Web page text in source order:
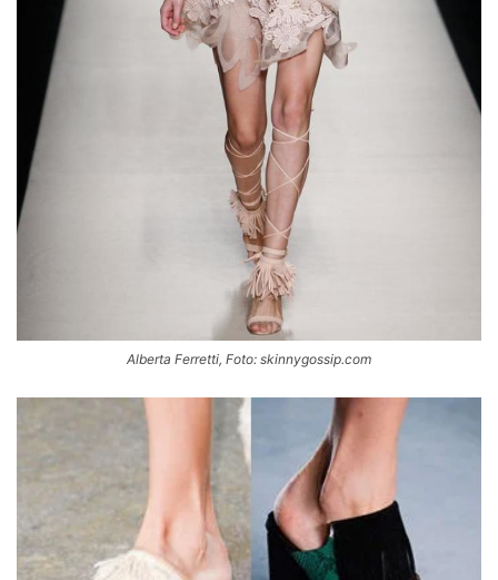
Alberta Ferretti, Foto: skinnygossip.com